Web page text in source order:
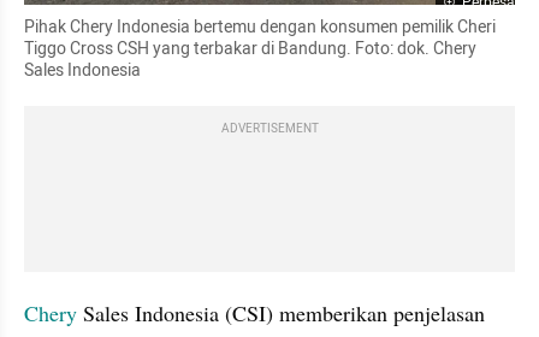
Pihak Chery Indonesia bertemu dengan konsumen pemilik Cheri
Tiggo Cross CSH yang terbakar di Bandung. Foto: dok. Chery
Sales Indonesia
ADVERTISEMENT
Chery Sales Indonesia (CSI) memberikan penjelasan